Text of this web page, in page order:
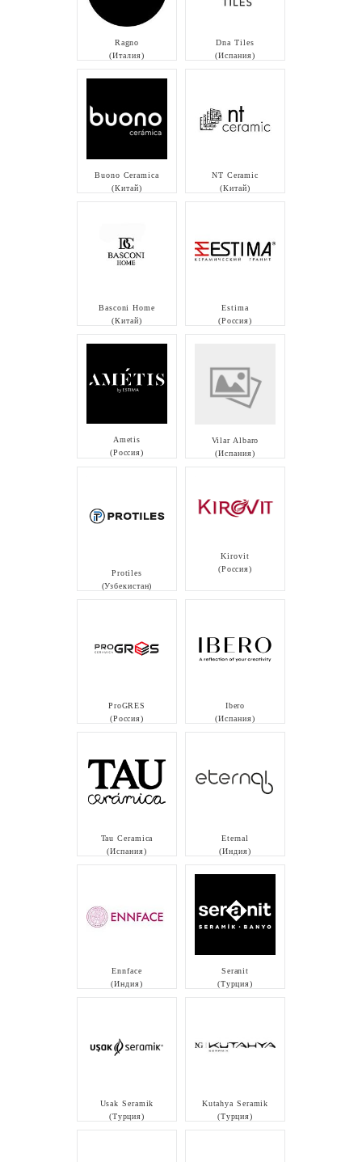
Ragno
(Италия)
Dna Tiles
(Испания)
Buono Ceramica
(Китай)
NT Ceramic
(Китай)
Basconi Home
(Китай)
Estima
(Россия)
Ametis
(Россия)
Vilar Albaro
(Испания)
Protiles
(Узбекистан)
Kirovit
(Россия)
ProGRES
(Россия)
Ibero
(Испания)
Tau Ceramica
(Испания)
Eternal
(Индия)
Ennface
(Индия)
Seranit
(Турция)
Usak Seramik
(Турция)
Kutahya Seramik
(Турция)